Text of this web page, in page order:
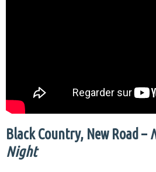
Black Country, New Road –
Night